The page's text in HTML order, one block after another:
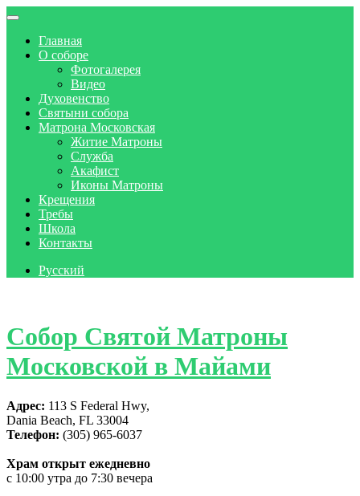
Главная
О соборе
Фотогалерея
Видео
Духовенство
Святыни собора
Матрона Московская
Житие Матроны
Служба
Акафист
Иконы Матроны
Крещения
Требы
Школа
Контакты
Русский
Собор Святой Матроны
Московской в Майами
Адрес: 113 S Federal Hwy,
Dania Beach, FL 33004
Телефон: (305) 965-6037
Храм открыт ежедневно
с 10:00 утра до 7:30 вечера